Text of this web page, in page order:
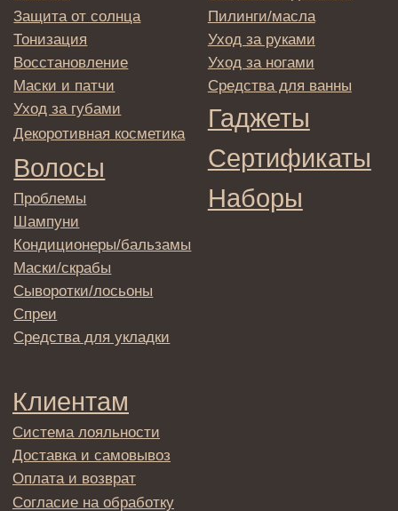
обработки персональных данных
© 2025 Institute Store